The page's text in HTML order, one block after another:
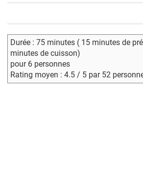
Durée : 75 minutes ( 15 minutes de
minutes de cuisson)
pour 6 personnes
Rating moyen : 4.5 / 5 par 52